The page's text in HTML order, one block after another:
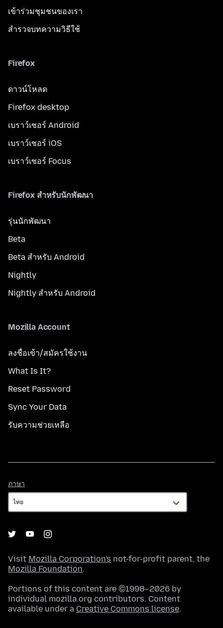
เข้าร่วมชุมชนของเรา
สำรวจบทความวิธีใช้
Firefox
ดาวน์โหลด
Firefox desktop
เบราว์เซอร์ Android
เบราว์เซอร์ iOS
เบราว์เซอร์ Focus
Firefox สำหรับนักพัฒนา
รุ่นนักพัฒนา
Beta
Beta สำหรับ Android
Nightly
Nightly สำหรับ Android
Mozilla Account
ลงชื่อเข้า/สมัครใช้งาน
What Is It?
Reset Password
Sync Your Data
รับความช่วยเหลือ
ภาษา
Visit Mozilla Corporation's not-for-profit parent, the
Mozilla Foundation.
Portions of this content are ©1998–2026 by
individual mozilla.org contributors. Content
available under a Creative Commons license.